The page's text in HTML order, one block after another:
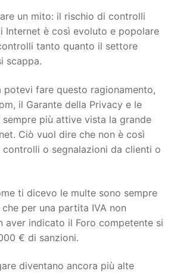
un mito: il rischio di controlli
Internet è così evoluto e popolare
tanto quanto il settore
scappa.
potevi fare questo ragionamento,
il Garante della Privacy e le
più attive vista la grande
Ciò vuol dire che non è così
o segnalazioni da clienti o
ti dicevo le multe sono sempre
per una partita IVA non
aver indicato il Foro competente si
€ di sanzioni.
diventano ancora più alte